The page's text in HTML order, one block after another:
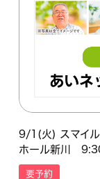
9/1(火) スマイ
ホール新川
要予約